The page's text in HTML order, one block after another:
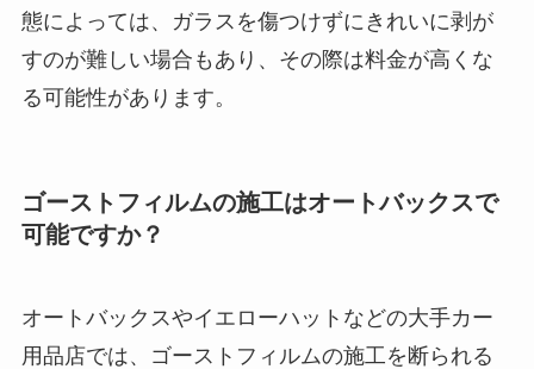
態によっては、ガラスを傷つけずにきれいに剥が
すのが難しい場合もあり、その際は料金が高くな
る可能性があります。
ゴーストフィルムの施工はオートバックスで
可能ですか？
オートバックスやイエローハットなどの大手カー
用品店では、ゴーストフィルムの施工を断られる